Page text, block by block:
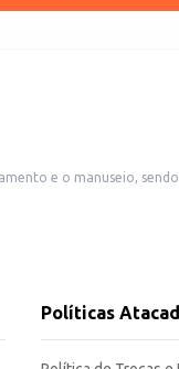
um sabor característico.
Políticas